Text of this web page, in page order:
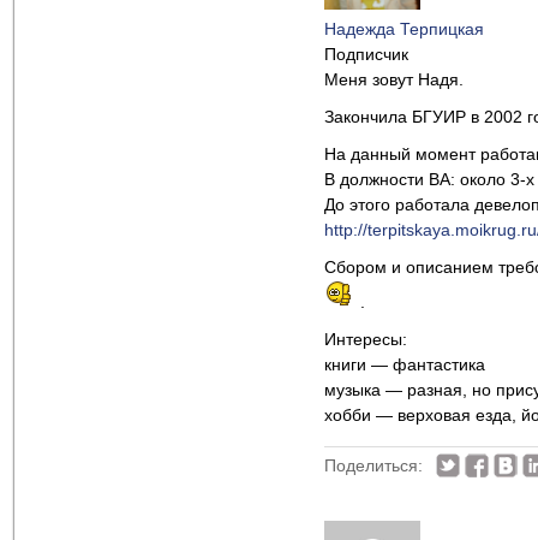
Надежда Терпицкая
Подписчик
Меня зовут Надя.
Закончила БГУИР в 2002
На данный момент
В должности BA: около 3-х
До этого работала
http://
Сбором и описанием
Интересы:
книги — фантастика
музыка — разная, но
хобби — верховая езда,
Поделиться: